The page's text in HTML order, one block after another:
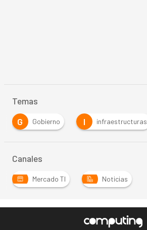
Temas
G
Gobierno I infraestructuras
Canales
Mercado TI Noticias